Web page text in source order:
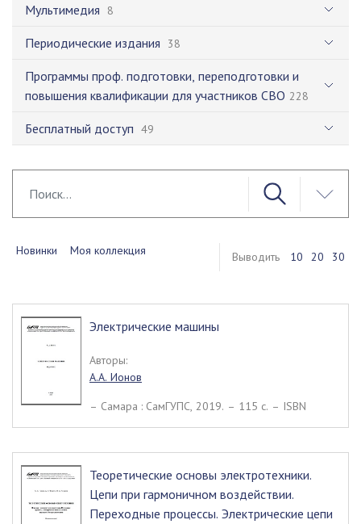
Мультимедия 8
Периодические издания 38
Программы проф. подготовки, переподготовки и
повышения квалификации для участников СВО 228
Бесплатный доступ 49
Новинки Моя коллекция Выводить 10 20 30
Электрические машины
Авторы:
А.А. Ионов
– Самара : СамГУПС, 2019. – 115 c. – ISBN
Теоретические основы электротехники.
Цепи при гармоничном воздействии.
Переходные процессы. Электрические цепи